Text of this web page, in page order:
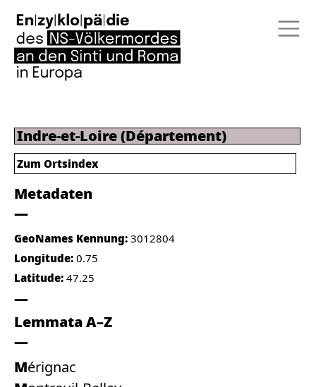
Indre-et-Loire (Département)
Metadaten
GeoNames Kennung: 3012804
Longitude: 0.75
Latitude: 47.25
Lemmata A–Z
Mérignac
Zum Ortsindex